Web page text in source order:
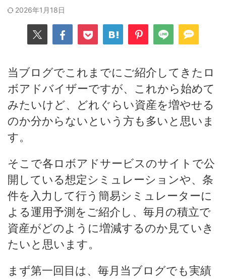
2026年1月18日
当ブログでこれまでにご紹介してきたロ
ボアドバイザーですが、これから始めて
みたいけど、どれぐらい資産を増やせる
のか分からないという方も多いと思いま
す。
そこで各ロボアドサービスのサイトで公
開している想定シミュレーションや、条
件を入力して行う簡易シミュレーターに
よる運用予測をご紹介し、毎月の積立で
資産がどのように増減するのか見ていき
たいと思います。
まず第一回目は、毎月当ブログでも実績